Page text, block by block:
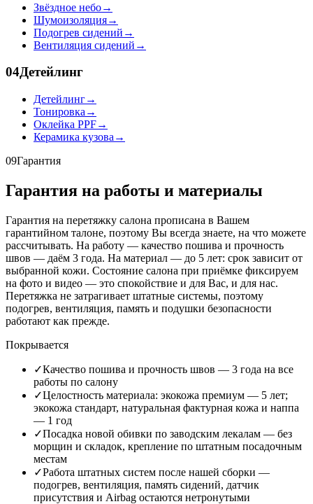
Звёздное небо→
Шумоизоляция→
Подогрев сидений →
Вентиляция сидений →
04Детейлинг
Детейлинг→
Тонировка →
Оклейка PPF→
Керамика кузова →
09Гарантия
Гарантия на работы и материалы
Гарантия на перетяжку салона прописана в Вашем
гарантийном талоне, поэтому Вы всегда знаете, на что можете
рассчитывать. На работу — качество пошива и прочность
швов — даём 3 года. На материал — до 5 лет: срок зависит от
выбранной кожи. Состояние салона при приёмке фиксируем
на фото и видео — это спокойствие и для Вас, и для нас.
Перетяжка не затрагивает штатные системы, поэтому
подогрев, вентиляция, память и подушки безопасности
работают как прежде.
Покрывается
✓Качество пошива и прочность швов — 3 года на все
работы по салону
✓Целостность материала: экокожа премиум — 5 лет;
экокожа стандарт, натуральная фактурная кожа и наппа
— 1 год
✓Посадка новой обивки по заводским лекалам — без
морщин и складок, крепление по штатным посадочным
местам
✓Работа штатных систем после нашей сборки —
подогрев, вентиляция, память сидений, датчик
присутствия и Airbag остаются нетронутыми